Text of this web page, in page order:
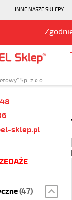
INNE NASZE SKLEPY
Sp. z o.o.
sklep.pl
(47)